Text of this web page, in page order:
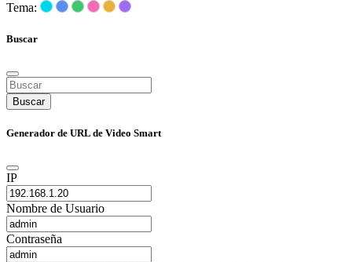
Tema:
Buscar
Buscar
Generador de URL de Video Smart
IP
Nombre de Usuario
Contraseña